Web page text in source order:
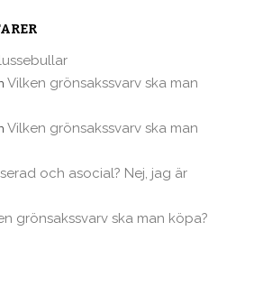
Vilken grönsakssvarv ska man
Vilken grönsakssvarv ska man
och asocial? Nej, jag är
grönsakssvarv ska man köpa?